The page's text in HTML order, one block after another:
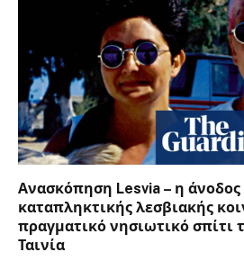
Ανασκόπηση Lesvia – η
καταπληκτικής λεσβιακής
πραγματικό νησιωτικό σπίτι
Ταινία